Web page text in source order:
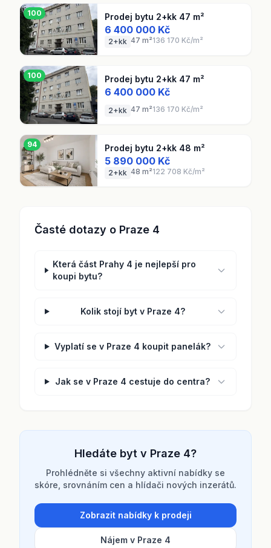
100 Prodej bytu 2+kk 47 m²
6 400 000 Kč
2+kk 47 m²136 170 Kč/m²
100 Prodej bytu 2+kk 47 m²
6 400 000 Kč
2+kk 47 m²136 170 Kč/m²
94 Prodej bytu 2+kk 48 m²
5 890 000 Kč
2+kk 48 m²122 708 Kč/m²
Časté dotazy o Praze 4
Která část Prahy 4 je nejlepší pro
koupi bytu?
Kolik stojí byt v Praze 4?
Vyplatí se v Praze 4 koupit panelák?
Jak se v Praze 4 cestuje do centra?
Hledáte byt v Praze 4?
Prohlédněte si všechny aktivní nabídky se
skóre, srovnáním cen a hlídači nových inzerátů.
Zobrazit nabídky k prodeji
Nájem v Praze 4